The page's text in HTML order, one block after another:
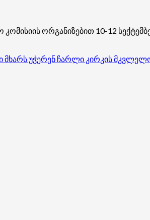
ორგანიზებით 10-12
უჭერენ ჩარლი კირკის